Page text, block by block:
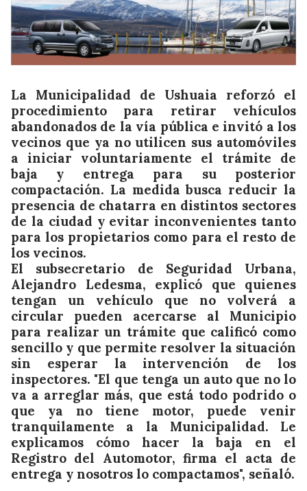
La Municipalidad de Ushuaia reforzó el
procedimiento para retirar vehículos
abandonados de la vía pública e invitó a los
vecinos que ya no utilicen sus automóviles
a iniciar voluntariamente el trámite de
baja y entrega para su posterior
compactación. La medida busca reducir la
presencia de chatarra en distintos sectores
de la ciudad y evitar inconvenientes tanto
para los propietarios como para el resto de
los vecinos.
El subsecretario de Seguridad Urbana,
Alejandro Ledesma, explicó que quienes
tengan un vehículo que no volverá a
circular pueden acercarse al Municipio
para realizar un trámite que calificó como
sencillo y que permite resolver la situación
sin esperar la intervención de los
inspectores. "El que tenga un auto que no lo
va a arreglar más, que está todo podrido o
que ya no tiene motor, puede venir
tranquilamente a la Municipalidad. Le
explicamos cómo hacer la baja en el
Registro del Automotor, firma el acta de
entrega y nosotros lo compactamos", señaló.